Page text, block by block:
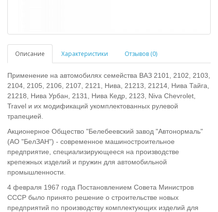
Описание Характеристики Отзывов (0)
Применение на автомобилях семейства ВАЗ 2101, 2102, 2103,
2104, 2105, 2106, 2107, 2121, Нива, 21213, 21214, Нива Тайга,
21218, Нива Урбан, 2131, Нива Кедр, 2123, Niva Chevrolet,
Travel и их модификаций укомплектованных рулевой
трапецией.
Акционерное Общество "Белебеевский завод "Автонормаль"
(АО "БелЗАН") - современное машиностроительное
предприятие, специализирующееся на производстве
крепежных изделий и пружин для автомобильной
промышленности.
4 февраля 1967 года Постановлением Совета Министров
СССР было принято решение о строительстве новых
предприятий по производству комплектующих изделий для